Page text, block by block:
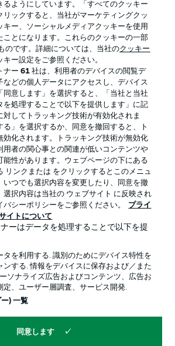
リシー 優先設定を管理する
放送局
選手
Bundesliga-Gruppe GmbH
をお選びください
るようにしています。「すべてのクッキー
リックすると、当社がマーケティングクッ
キー、ソーシャルメディアクッキーを使用
ことになります。これらのクッキーの一部
のです。詳細については、当社のクッキー
キー設定をご参照ください。
ナー61 社は、利用者のデバイスの閲覧デ
などの個人データにアクセスし、デバイス
同意します」を選択すると、「当社と当社
を処理することで以下を提供します」に記
対してトラッキング技術が有効化されま
る」を選択するか、同意を撤回すると、ト
効化されます。トラッキング技術が無効化
用者の関心事との関連が低いコンテンツや
能性があります。ウェブページの下にある
リンクまたは をクリックするとこのメニュ
いつでも選択内容を変更したり、同意を撤
選択内容は当社の ウェブサイト に反映され
バシーポリシーをご参照ください。
プライ
イトについて
ーはデータを処理することで以下を提
タを利用する. 識別のためにデバイス特性を
ンする. 情報をデバイスに保存および／また
ソナライズ広告およびコンテンツ、広告お
定、ユーザー層調査、サービス開発.
) 一覧
同意します